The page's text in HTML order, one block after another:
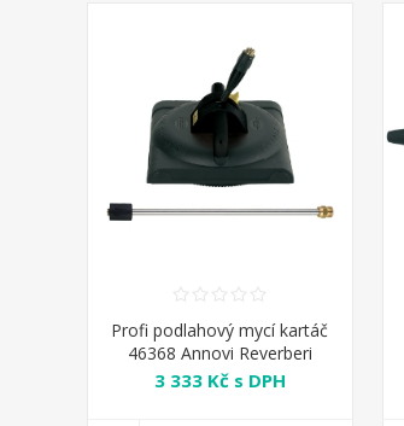
Profi podlahový mycí kartáč
46368 Annovi Reverberi
3 333 Kč s DPH